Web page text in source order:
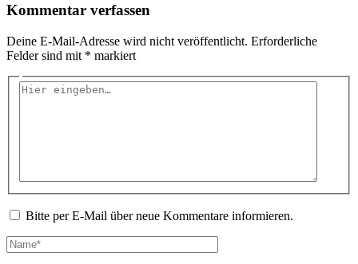
Kommentar verfassen
Deine E-Mail-Adresse wird nicht veröffentlicht. Erforderliche
Felder sind mit * markiert
Hier
Bitte per E-Mail über neue Kommentare informieren.
Name*